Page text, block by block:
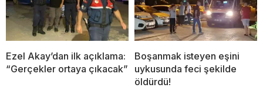
Ezel Akay’dan ilk açıklama:
“Gerçekler ortaya çıkacak”
Boşanmak isteyen eşini
uykusunda feci şekilde
öldürdü!